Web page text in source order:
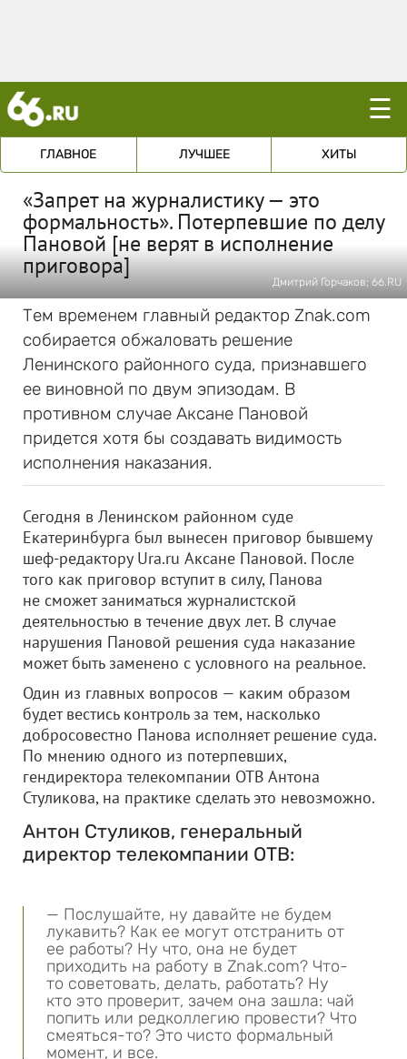
☰
ГЛАВНОЕ ЛУЧШЕЕ ХИТЫ
«Запрет на журналистику — это
формальность». Потерпевшие по делу
Пановой [не верят в исполнение
приговора]
Дмитрий Горчаков; 66.RU
Тем временем главный редактор Znak.com
собирается обжаловать решение
Ленинского районного суда, признавшего
ее виновной по двум эпизодам. В
противном случае Аксане Пановой
придется хотя бы создавать видимость
исполнения наказания.
Сегодня в Ленинском районном суде
Екатеринбурга был вынесен приговор бывшему
шеф-редактору Ura.ru Аксане Пановой. После
того как приговор вступит в силу, Панова
не сможет заниматься журналистской
деятельностью в течение двух лет. В случае
нарушения Пановой решения суда наказание
может быть заменено с условного на реальное.
Один из главных вопросов — каким образом
будет вестись контроль за тем, насколько
добросовестно Панова исполняет решение суда.
По мнению одного из потерпевших,
гендиректора телекомпании ОТВ Антона
Стуликова, на практике сделать это невозможно.
Антон Стуликов, генеральный
директор телекомпании ОТВ:
— Послушайте, ну давайте не будем
лукавить? Как ее могут отстранить от
ее работы? Ну что, она не будет
приходить на работу в Znak.com? Что-
то советовать, делать, работать? Ну
кто это проверит, зачем она зашла: чай
попить или редколлегию провести? Что
смеяться-то? Это чисто формальный
момент, и все.